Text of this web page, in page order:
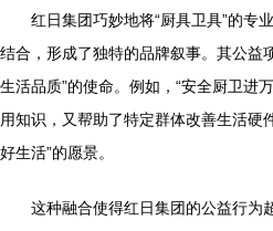
红日集团巧妙地将“厨具卫具”的专
结合，形成了独特的品牌叙事。其公益
生活品质”的使命。例如，“安全厨卫进
用知识，又帮助了特定群体改善生活硬
好生活”的愿景。
这种融合使得红日集团的公益行为